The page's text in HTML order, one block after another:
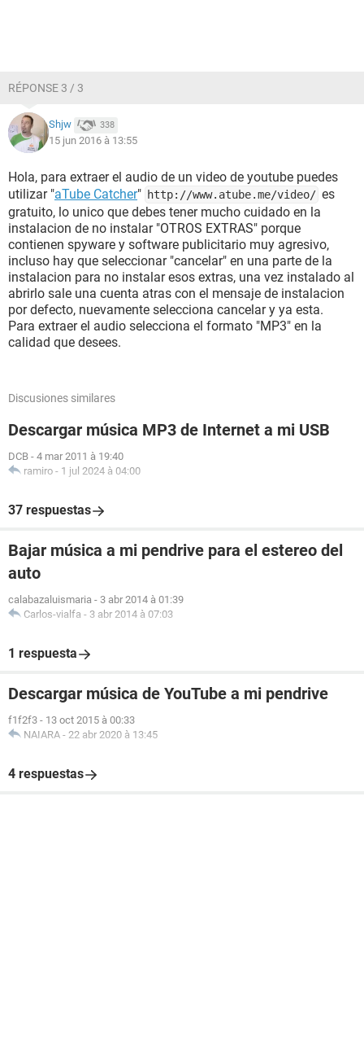
RÉPONSE 3 / 3
Shjw 338
15 jun 2016 à 13:55
Hola, para extraer el audio de un video de youtube puedes
utilizar "aTube Catcher" http://www.atube.me/video/ es
gratuito, lo unico que debes tener mucho cuidado en la
instalacion de no instalar "OTROS EXTRAS" porque
contienen spyware y software publicitario muy agresivo,
incluso hay que seleccionar "cancelar" en una parte de la
instalacion para no instalar esos extras, una vez instalado al
abrirlo sale una cuenta atras con el mensaje de instalacion
por defecto, nuevamente selecciona cancelar y ya esta.
Para extraer el audio selecciona el formato "MP3" en la
calidad que desees.
Discusiones similares
Descargar música MP3 de Internet a mi USB
DCB - 4 mar 2011 à 19:40
ramiro - 1 jul 2024 à 04:00
37 respuestas
Bajar música a mi pendrive para el estereo del
auto
calabazaluismaria - 3 abr 2014 à 01:39
Carlos-vialfa - 3 abr 2014 à 07:03
1 respuesta
Descargar música de YouTube a mi pendrive
f1f2f3 - 13 oct 2015 à 00:33
NAIARA - 22 abr 2020 à 13:45
4 respuestas